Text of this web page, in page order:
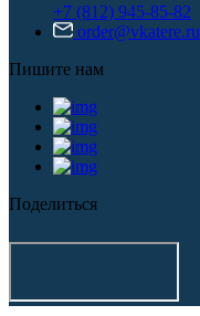
+7 (812) 945-85-82
order@vkatere.ru
Пишите нам
Поделиться